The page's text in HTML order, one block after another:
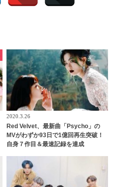
2020.3.26
Red Velvet、最新曲「Psycho」の
MVがわずか93日で1億回再生突破！
自身７作目＆最速記録を達成